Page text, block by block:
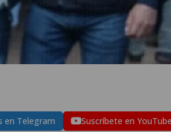
en Telegram Suscríbete en